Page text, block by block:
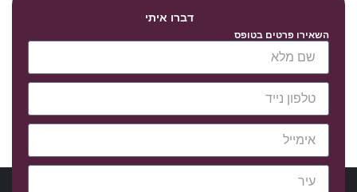
דברו איתי
השאירו פרטים בטופס